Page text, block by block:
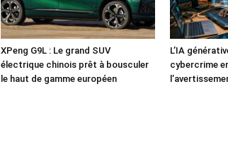
XPeng G9L : Le grand SUV
électrique chinois prêt à bousculer
le haut de gamme européen
L’IA
cybercrime